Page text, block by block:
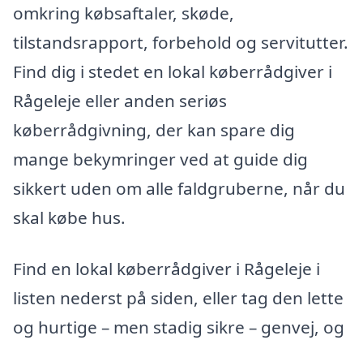
omkring købsaftaler, skøde,
tilstandsrapport, forbehold og servitutter.
Find dig i stedet en lokal køberrådgiver i
Rågeleje eller anden seriøs
køberrådgivning, der kan spare dig
mange bekymringer ved at guide dig
sikkert uden om alle faldgruberne, når du
skal købe hus.
Find en lokal køberrådgiver i Rågeleje i
listen nederst på siden, eller tag den lette
og hurtige – men stadig sikre – genvej, og